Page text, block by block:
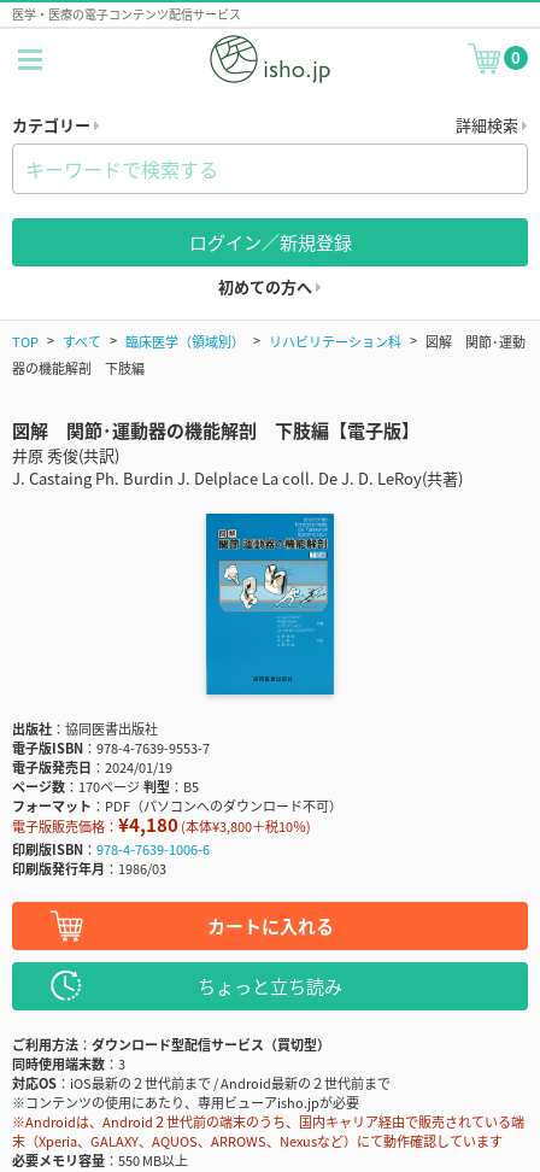
医学・医療の電子コンテンツ配信サービス
0
カテゴリー 詳細検索
ログイン／新規登録
初めての方へ
TOP すべて 臨床医学（領域別） リハビリテーション科
図解 関節･運動
器の機能解剖 下肢編
図解 関節･運動器の機能解剖 下肢編【電子版】
井原 秀俊(共訳)
J. Castaing Ph. Burdin J. Delplace La coll. De J. D. LeRoy(共著)
出版社
協同医書出版社
電子版ISBN
978-4-7639-9553-7
電子版発売日
2024/01/19
ページ数
170ページ判型
B5
フォーマット
PDF（パソコンへのダウンロード不可）
電子版販売価格： ¥4,180(本体¥3,800＋税10％)
印刷版ISBN
978-4-7639-1006-6
印刷版発行年月
1986/03
カートに入れる
ちょっと立ち読み
ご利用方法
ダウンロード型配信サービス（買切型）
同時使用端末数
3
対応OS
iOS最新の２世代前まで / Android最新の２世代前まで
※コンテンツの使用にあたり、専用ビューアisho.jpが必要
※Androidは、Android２世代前の端末のうち、国内キャリア経由で販売されている端
末（Xperia、GALAXY、AQUOS、ARROWS、Nexusなど）にて動作確認しています
必要メモリ容量
550 MB以上